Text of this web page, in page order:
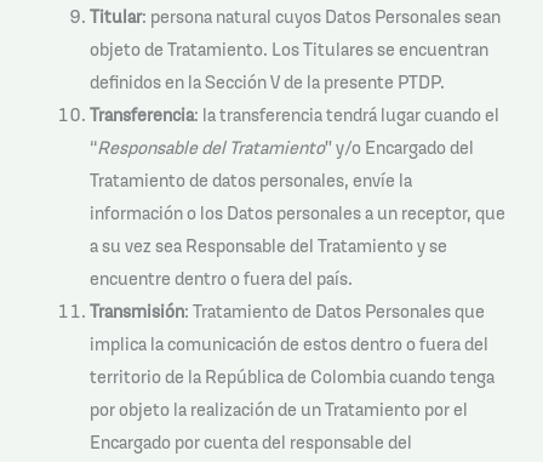
Titular: persona natural cuyos Datos Personales sean
objeto de Tratamiento. Los Titulares se encuentran
definidos en la Sección V de la presente PTDP.
Transferencia: la transferencia tendrá lugar cuando el
“Responsable del Tratamiento” y/o Encargado del
Tratamiento de datos personales, envíe la
información o los Datos personales a un receptor, que
a su vez sea Responsable del Tratamiento y se
encuentre dentro o fuera del país.
Transmisión: Tratamiento de Datos Personales que
implica la comunicación de estos dentro o fuera del
territorio de la República de Colombia cuando tenga
por objeto la realización de un Tratamiento por el
Encargado por cuenta del responsable del